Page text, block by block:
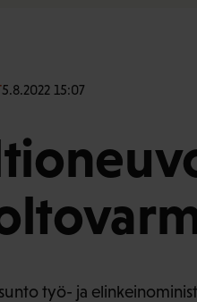
5.8.2022 15:07
työ- ja